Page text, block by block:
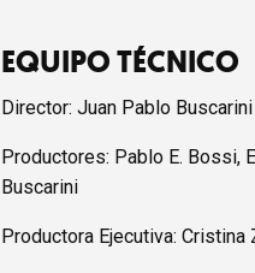
EQUIPO TÉCNICO
Director: Juan Pablo Buscarini
Productores: Pablo E. Bossi,
Buscarini
Productora Ejecutiva: Cristina